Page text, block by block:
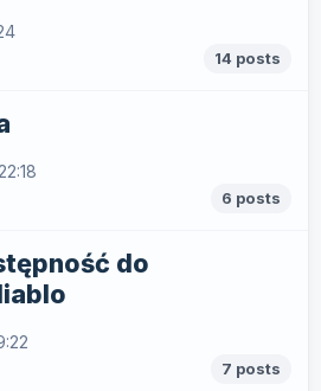
14 posts
6 posts
do
7 posts